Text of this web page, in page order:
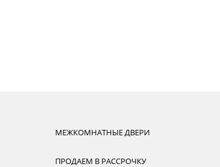
МЕЖКОМНАТНЫЕ ДВЕРИ
ПРОДАЕМ В РАССРОЧКУ